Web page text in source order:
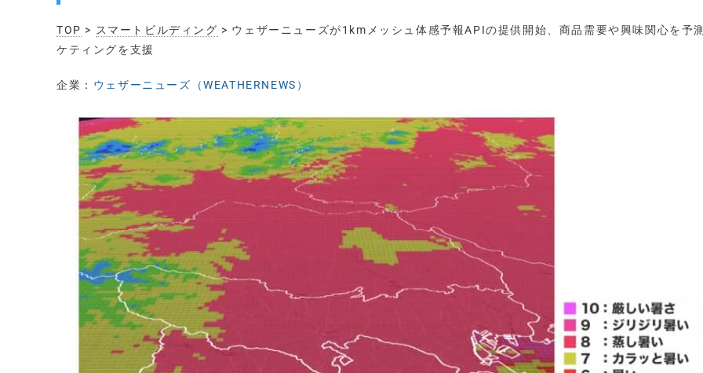
TOP > スマートビルディング > ウェザーニューズが1kmメッシュ体感予報APIの提供開始、商品需要や興味関心を予
ケティングを支援
企業： ウェザーニューズ（WEATHERNEWS）